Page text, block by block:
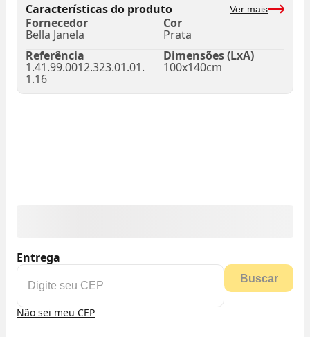
Características do produto Ver mais
Fornecedor
Bella Janela
Cor
Prata
Referência
1.41.99.0012.323.01.01.
1.16
Dimensões (LxA)
100x140cm
Entrega
Buscar
Não sei meu CEP